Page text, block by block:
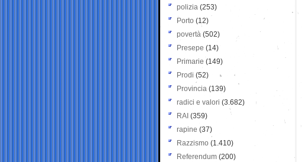
polizia (253)
Porto (12)
povertà (502)
Presepe (14)
Primarie (149)
Prodi (52)
Provincia (139)
radici e valori (3.682)
RAI (359)
rapine (37)
Razzismo (1.410)
Referendum (200)